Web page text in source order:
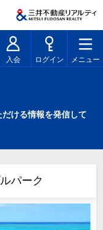
入会 ログイン メニュー
ける情報を発信して
パーク